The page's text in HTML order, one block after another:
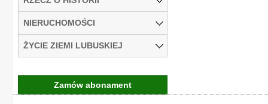
NIERUCHOMOŚCI
ŻYCIE ZIEMI LUBUSKIEJ
Zamów abonament